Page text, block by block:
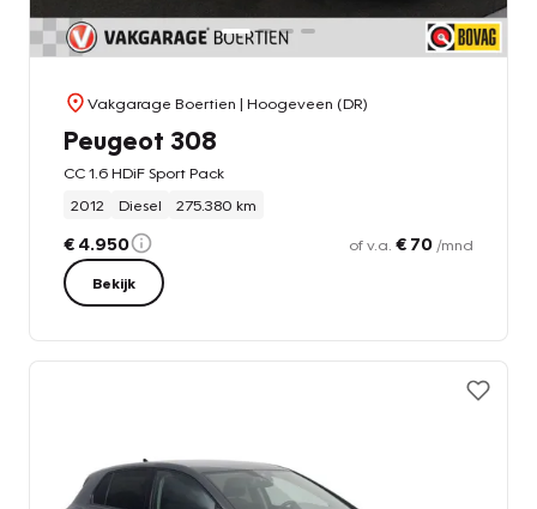
Vakgarage Boertien | Hoogeveen (DR)
Peugeot 308
CC 1.6 HDiF Sport Pack
2012
Diesel 275.380 km
€ 4.950 of v.a. € 70 /mnd
Bekijk